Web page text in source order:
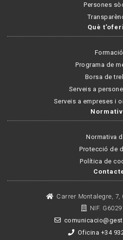
Persones
Què
Formació
Programa de
Borsa de
Serveis a
Serveis a empreses i
Normativa
Protecció de
Política de
Carrer Montalegre, 7,
NIF.
Oficina +34